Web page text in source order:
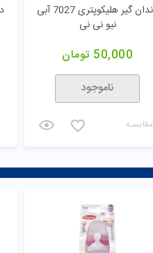
دندان گیر هلیکوپتری 7027 آبی
نیو نی نی
50,000 تومان
ناموجود
مقایسـه